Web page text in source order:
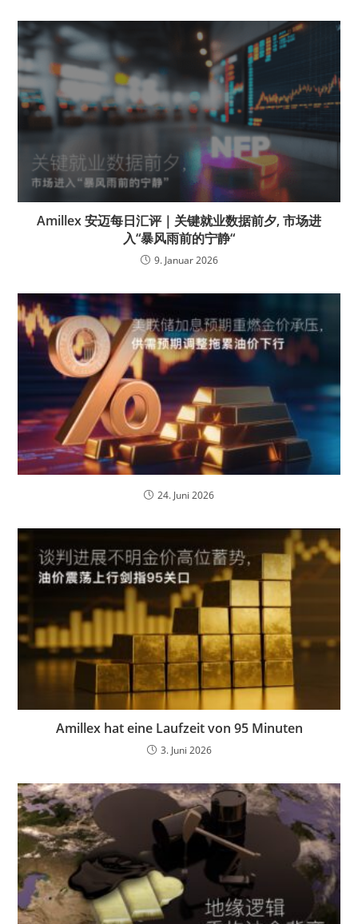
Amillex 安迈每日汇评｜关键就业数据前夕, 市场进
入“暴风雨前的宁静“
9. Januar 2026
24. Juni 2026
Amillex hat eine Laufzeit von 95 Minuten
3. Juni 2026